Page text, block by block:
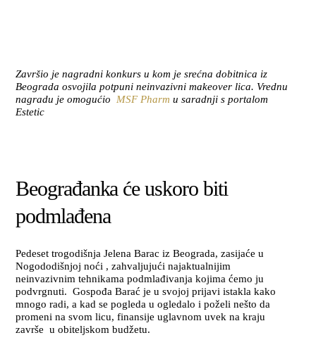
Završio je nagradni konkurs u kom je srećna dobitnica iz
Beograda osvojila potpuni neinvazivni makeover lica. Vrednu
nagradu je omogućio MSF Pharm u saradnji s portalom
Estetic
Beograđanka će uskoro biti
podmlađena
Pedeset trogodišnja Jelena Barac iz Beograda, zasijaće u
Nogododišnjoj noći , zahvaljujući najaktualnijim
neinvazivnim tehnikama podmlađivanja kojima ćemo ju
podvrgnuti. Gospođa Barać je u svojoj prijavi istakla kako
mnogo radi, a kad se pogleda u ogledalo i poželi nešto da
promeni na svom licu, finansije uglavnom uvek na kraju
završe u obiteljskom budžetu.